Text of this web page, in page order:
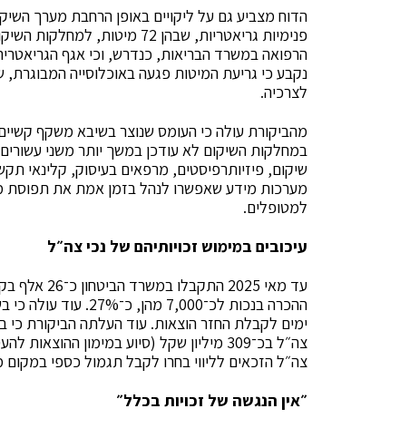
הדוח מצביע גם על ליקויים באופן הרחבת מערך
פנימיות גריאטריות, שבהן 72
הרפואה במשרד הבריאות, כנדרש, וכי אגף
נקבע כי גריעת המיטות פגעה באוכלוסייה
לצרכיה.
מהביקורת עולה כי העומס שנוצר בשיבא משקף
במחלקות השיקום לא עודכן במשך יותר משני
שיקום, פיזיותרפיסטים, מרפאים בעיסוק, קלינאי
מערכות מידע שאפשרו לנהל בזמן אמת את תפוסת
למטופלים.
עיכובים במימוש זכויותיהם של נכי צה״ל
עד מאי
צה״ל הזכאים לליווי בחרו לקבל תגמול כספי
״אין הנגשה של זכויות בכלל״